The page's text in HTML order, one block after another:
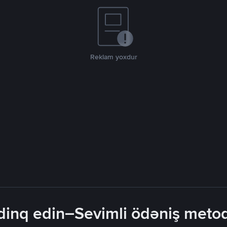
Reklam yoxdur
edin–Sevimli ödəniş